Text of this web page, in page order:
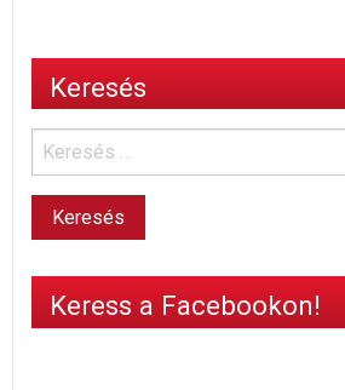
Keresés
Keress a Facebookon!